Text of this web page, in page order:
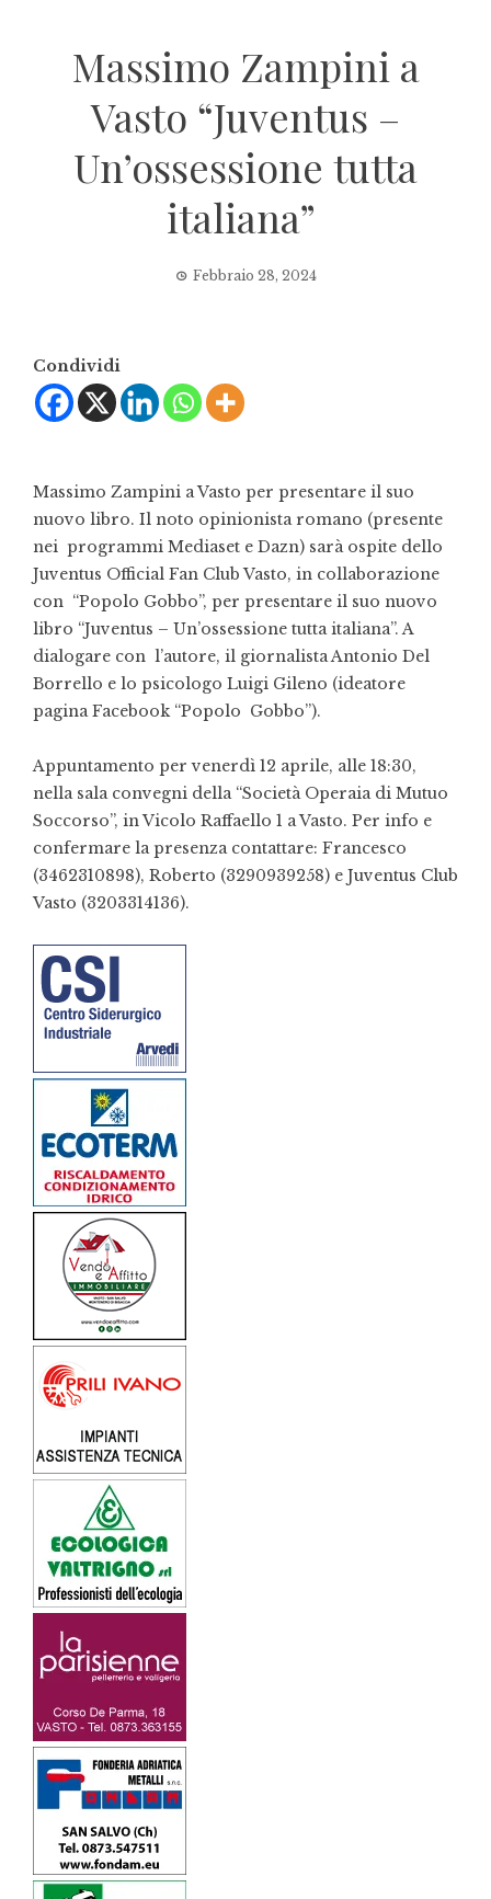
Massimo Zampini a
Vasto “Juventus –
Un’ossessione tutta
italiana”
Febbraio 28, 2024
Condividi
Massimo Zampini a Vasto per presentare il suo
nuovo libro. Il noto opinionista romano (presente
nei programmi Mediaset e Dazn) sarà ospite dello
Juventus Official Fan Club Vasto, in collaborazione
con “Popolo Gobbo”, per presentare il suo nuovo
libro “Juventus – Un’ossessione tutta italiana”. A
dialogare con l’autore, il giornalista Antonio Del
Borrello e lo psicologo Luigi Gileno (ideatore
pagina Facebook “Popolo Gobbo”).
Appuntamento per venerdì 12 aprile, alle 18:30,
nella sala convegni della “Società Operaia di Mutuo
Soccorso”, in Vicolo Raffaello 1 a Vasto. Per info e
confermare la presenza contattare: Francesco
(3462310898), Roberto (3290939258) e Juventus Club
Vasto (3203314136).